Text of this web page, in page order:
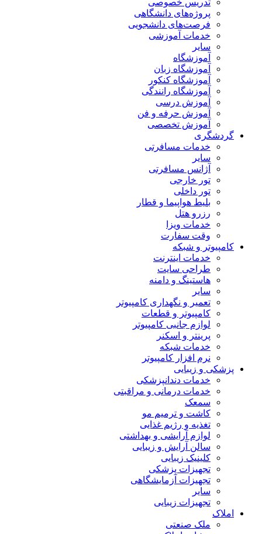
تدریس خصوصی
پروژه‌های دانشگاهی
فرصت‌های دانشجویی
خدمات آموزشی
سایر
آموزشگاه
آموزشگاه زبان
آموزشگاه کنکور
آموزشگاه رانندگی
آموزش درسی
آموزش حرفه و فن
آموزش تخصصی
گردشگری
خدمات مسافرتی
سایر
آژانس مسافرتی
تور خارجی
تور داخلی
بلیط هواپیما و قطار
رزرو هتل
خدمات ویزا
وقت سفارت
کامپیوتر و شبکه
خدمات اینترنت
طراحی سایت
هاستینگ و دامنه
سایر
تعمیر و نگهداری کامپیوتر
کامپیوتر و قطعات
لوازم جانبی کامپیوتر
پرینتر و اسکنر
خدمات شبکه
نرم افزار کامپیوتر
پزشکی و زیبایی
خدمات دندانپزشکی
خدمات درمانی و مراقبتی
سمعک
کاشت و ترمیم مو
تغذیه و رژیم غذایی
لوازم آرایشی و بهداشتی
سالن آرایش و زیبایی
کلینیک زیبایی
تجهیزات پزشکی
تجهیزات آزمایشگاهی
سایر
تجهیزات زیبایی
املاک
ملک صنعتی